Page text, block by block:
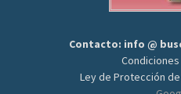
Contacto: info @
Ley de Protección